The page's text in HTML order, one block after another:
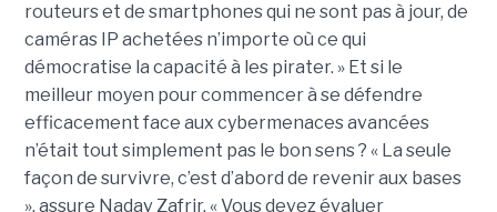
routeurs et de smartphones qui ne sont pas à jour, de
caméras IP achetées n’importe où ce qui
démocratise la capacité à les pirater. » Et si le
meilleur moyen pour commencer à se défendre
efficacement face aux cybermenaces avancées
n’était tout simplement pas le bon sens ? « La seule
façon de survivre, c’est d’abord de revenir aux bases
», assure Nadav Zafrir. « Vous devez évaluer